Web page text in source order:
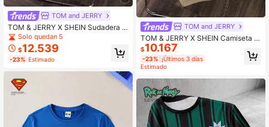
TOM and JERRY
TOM & JERRY X SHEIN Sudadera d
e cuello redondo de manga larga co
n estampado de letras y dibujos ani
mados, corte holgado casual para h
ombre
Solo quedan 5
$12.539
-23% Estimado
TOM and JERRY
TOM & JERRY X SHEIN Camiseta c
asual de verano para hombre con e
stampado de letras y dibujos anima
dos
$10.167
-23% ¡Últimos 3 días
Estimado